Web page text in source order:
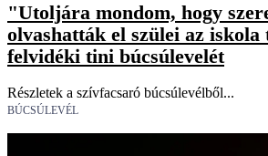
"Utoljára mondom, hogy
olvashatták el szülei az
felvidéki tini búcsúlevelét
Részletek a szívfacsaró búcsúlevélből...
BÚCSÚLEVÉL